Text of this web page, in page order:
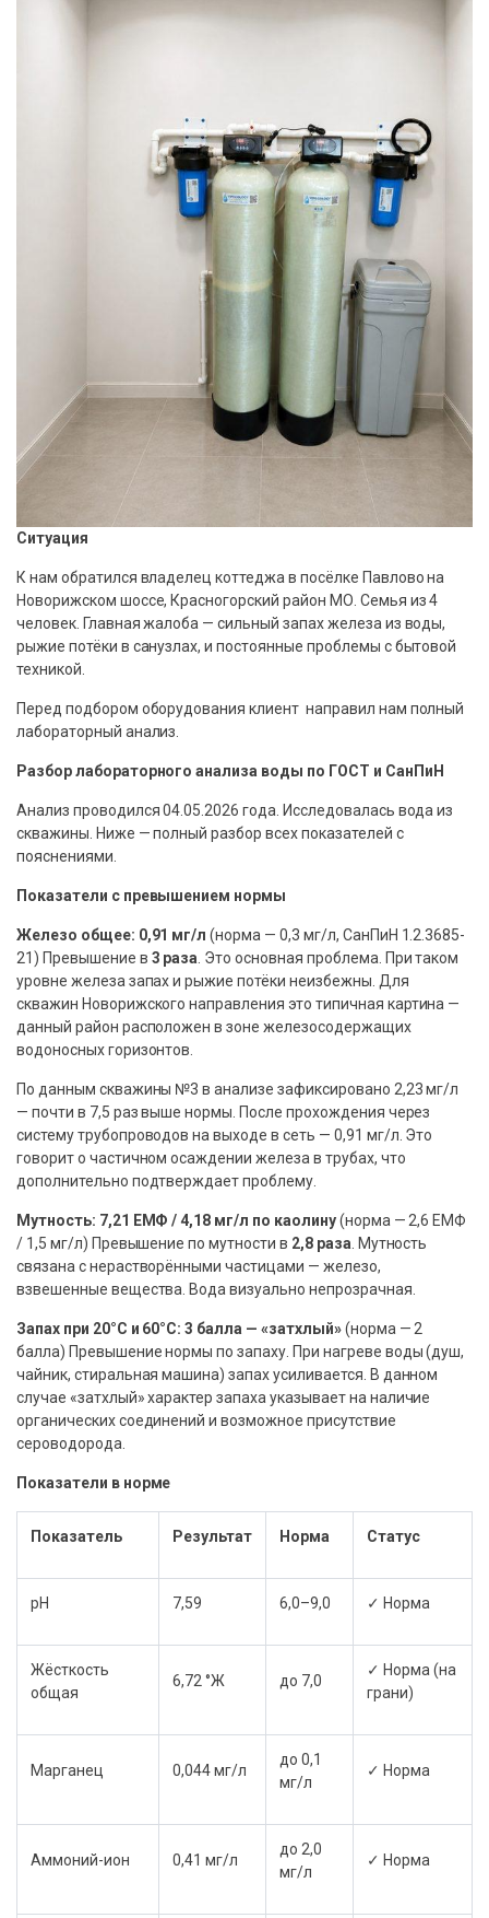
Ситуация
К нам обратился владелец коттеджа в посёлке Павлово на
Новорижском шоссе, Красногорский район МО. Семья из 4
человек. Главная жалоба — сильный запах железа из воды,
рыжие потёки в санузлах, и постоянные проблемы с бытовой
техникой.
Перед подбором оборудования клиент направил нам полный
лабораторный анализ.
Разбор лабораторного анализа воды по ГОСТ и СанПиН
Анализ проводился 04.05.2026 года. Исследовалась вода из
скважины. Ниже — полный разбор всех показателей с
пояснениями.
Показатели с превышением нормы
Железо общее: 0,91 мг/л (норма — 0,3 мг/л, СанПиН 1.2.3685-
21) Превышение в 3 раза. Это основная проблема. При таком
уровне железа запах и рыжие потёки неизбежны. Для
скважин Новорижского направления это типичная картина —
данный район расположен в зоне железосодержащих
водоносных горизонтов.
По данным скважины №3 в анализе зафиксировано 2,23 мг/л
— почти в 7,5 раз выше нормы. После прохождения через
систему трубопроводов на выходе в сеть — 0,91 мг/л. Это
говорит о частичном осаждении железа в трубах, что
дополнительно подтверждает проблему.
Мутность: 7,21 ЕМФ / 4,18 мг/л по каолину(норма — 2,6 ЕМФ
/ 1,5 мг/л) Превышение по мутности в 2,8 раза. Мутность
связана с нерастворёнными частицами — железо,
взвешенные вещества. Вода визуально непрозрачная.
Запах при 20°С и 60°С: 3 балла — «затхлый»(норма — 2
балла) Превышение нормы по запаху. При нагреве воды (душ,
чайник, стиральная машина) запах усиливается. В данном
случае «затхлый» характер запаха указывает на наличие
органических соединений и возможное присутствие
сероводорода.
Показатели в норме
Показатель Результат Норма Статус
pH 7,59 6,0–9,0 ✓ Норма
Жёсткость
общая
6,72 °Ж до 7,0
✓ Норма (на
грани)
Марганец 0,044 мг/л
до 0,1
мг/л
✓ Норма
Аммоний-ион 0,41 мг/л
до 2,0
мг/л
✓ Норма